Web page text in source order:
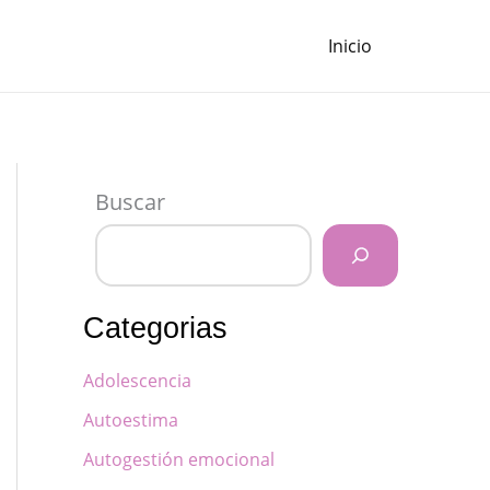
Inicio
Buscar
Categorias
Adolescencia
Autoestima
Autogestión emocional